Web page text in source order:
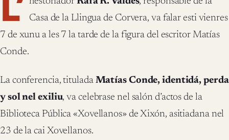
Casa de la Llingua de Corvera, va falar esti vienres
7 de xunu a les 7 la tarde de la figura del escritor Matías
Conde.
La conferencia, titulada Matías Conde, identidá, perda
y sol nel exiliu, va celebrase nel salón d’actos de la
Biblioteca Pública «Xovellanos» de Xixón, asitiadana nel
23 de la cai Xovellanos.